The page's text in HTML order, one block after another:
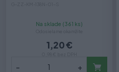
Na sklade (361 ks)
1,20 €
- +